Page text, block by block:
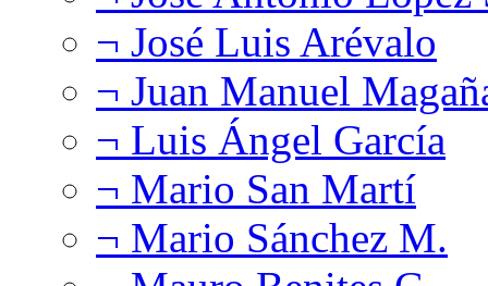
¬ José Luis Arévalo
¬ Juan Manuel
¬ Luis Ángel García
¬ Mario San Martí
¬ Mario Sánchez M.